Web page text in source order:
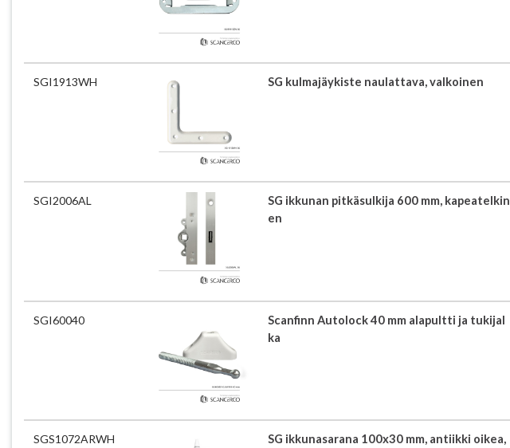
SGI1913WH SG kulmajäykiste naulattava, valkoinen
SGI2006AL
SG ikkunan pitkäsulkija 600 mm, kapeatelkin
en
SGI60040
Scanfinn Autolock 40 mm alapultti ja tukijal
ka
SGS1072ARWH
SG ikkunasarana 100x30 mm, antiikki oikea,